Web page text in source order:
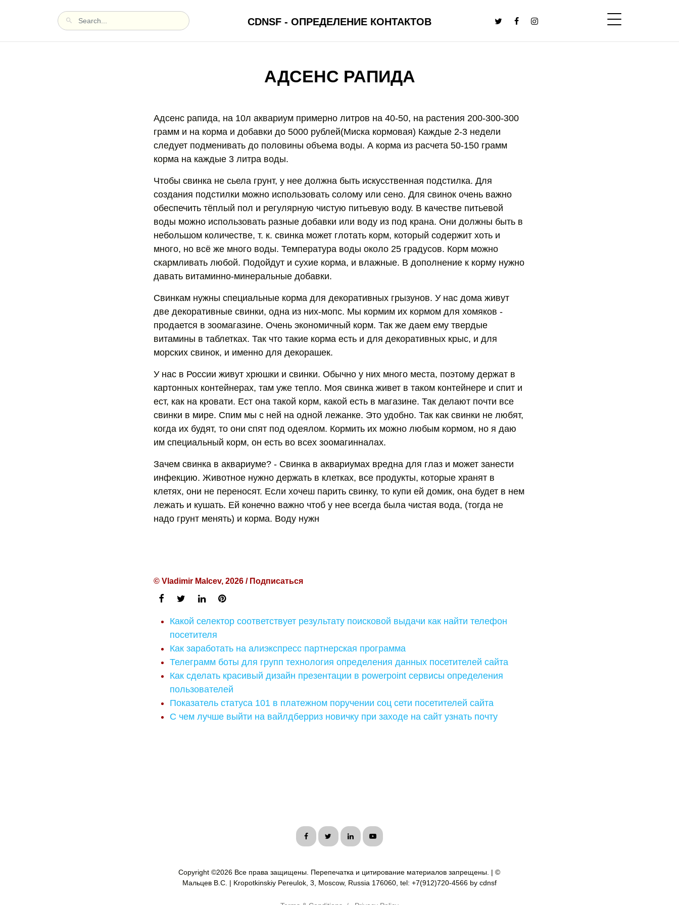
CDNSF - ОПРЕДЕЛЕНИЕ КОНТАКТОВ
АДСЕНС РАПИДА
Адсенс рапида, на 10л аквариум примерно литров на 40-50, на растения 200-300-300
грамм и на корма и добавки до 5000 рублей(Миска кормовая) Каждые 2-3 недели
следует подменивать до половины объема воды. А корма из расчета 50-150 грамм
корма на каждые 3 литра воды.
Чтобы свинка не сьела грунт, у нее должна быть искусственная подстилка. Для
создания подстилки можно использовать солому или сено. Для свинок очень важно
обеспечить тёплый пол и регулярную чистую питьевую воду. В качестве питьевой
воды можно использовать разные добавки или воду из под крана. Они должны быть в
небольшом количестве, т. к. свинка может глотать корм, который содержит хоть и
много, но всё же много воды. Температура воды около 25 градусов. Корм можно
скармливать любой. Подойдут и сухие корма, и влажные. В дополнение к корму нужно
давать витаминно-минеральные добавки.
Свинкам нужны специальные корма для декоративных грызунов. У нас дома живут
две декоративные свинки, одна из них-мопс. Мы кормим их кормом для хомяков -
продается в зоомагазине. Очень экономичный корм. Так же даем ему твердые
витамины в таблетках. Так что такие корма есть и для декоративных крыс, и для
морских свинок, и именно для декорашек.
У нас в России живут хрюшки и свинки. Обычно у них много места, поэтому держат в
картонных контейнерах, там уже тепло. Моя свинка живет в таком контейнере и спит и
ест, как на кровати. Ест она такой корм, какой есть в магазине. Так делают почти все
свинки в мире. Спим мы с ней на одной лежанке. Это удобно. Так как свинки не любят,
когда их будят, то они спят под одеялом. Кормить их можно любым кормом, но я даю
им специальный корм, он есть во всех зоомагинналах.
Зачем свинка в аквариуме? - Свинка в аквариумах вредна для глаз и может занести
инфекцию. Животное нужно держать в клетках, все продукты, которые хранят в
клетях, они не переносят. Если хочеш парить свинку, то купи ей домик, она будет в нем
лежать и кушать. Ей конечно важно чтоб у нее всегда была чистая вода, (тогда не
надо грунт менять) и корма. Воду нужн
© Vladimir Malcev, 2026 / Подписаться
Какой селектор соответствует результату поисковой выдачи как найти телефон
посетителя
Как заработать на алиэкспресс партнерская программа
Телеграмм боты для групп технология определения данных посетителей сайта
Как сделать красивый дизайн презентации в powerpoint сервисы определения
пользователей
Показатель статуса 101 в платежном поручении соц сети посетителей сайта
С чем лучше выйти на вайлдберриз новичку при заходе на сайт узнать почту
Copyright ©2026 Все права защищены. Перепечатка и цитирование материалов запрещены. | ©
Мальцев В.С. | Kropotkinskiy Pereulok, 3, Moscow, Russia 176060, tel: +7(912)720-4566 by cdnsf